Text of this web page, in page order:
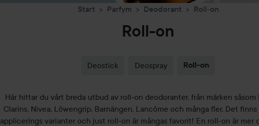
Start Parfym Deodorant Roll-on
Roll-on
Deostick Deospray Roll-on
Här hittar du vårt breda utbud av roll-on deodoranter, från märken såsom
Clarins, Nivea, Löwengrip, Barnängen, Lancôme och många fler. Det
applicerings varianter och just roll-on är mångas favorit! En roll-on är mer